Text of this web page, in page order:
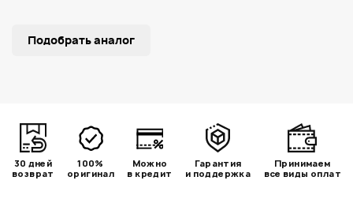
Подобрать аналог
30 дней
возврат
100%
оригинал
Можно
в кредит
Гарантия
и поддержка
Принимаем
все виды оплат